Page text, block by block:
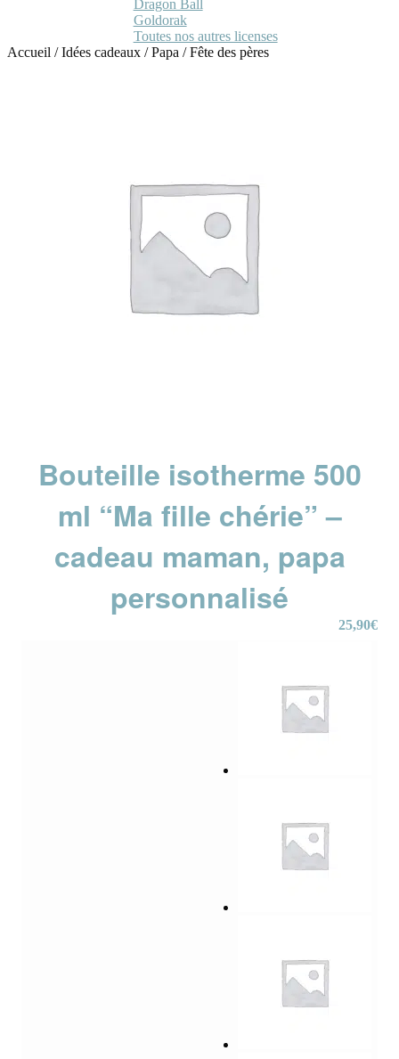
Dragon Ball
Goldorak
Toutes nos autres licenses
Accueil /Idées cadeaux /Papa /Fête des pères
Bouteille isotherme 500
ml “Ma fille chérie” –
cadeau maman, papa
personnalisé
25,90€